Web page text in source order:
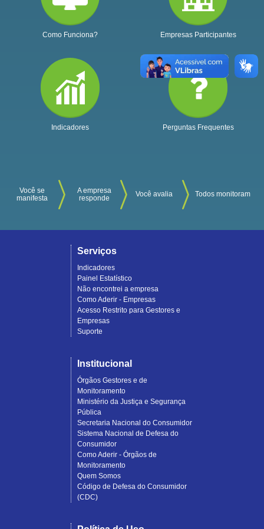
Como Funciona? Empresas Participantes
Indicadores Perguntas Frequentes
Você se
manifesta
A empresa
responde
Você avalia Todos monitoram
Serviços
Indicadores
Painel Estatístico
Não encontrei a empresa
Como Aderir - Empresas
Acesso Restrito para Gestores e
Empresas
Suporte
Institucional
Órgãos Gestores e de
Monitoramento
Ministério da Justiça e Segurança
Pública
Secretaria Nacional do Consumidor
Sistema Nacional de Defesa do
Consumidor
Como Aderir - Órgãos de
Monitoramento
Quem Somos
Código de Defesa do Consumidor
(CDC)